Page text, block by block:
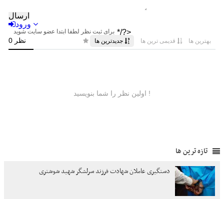
تازه ترین ها
دستگیری عاملان شهادت فرزند سرلشگر شهید شوشتری